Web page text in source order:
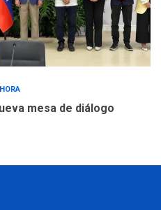
mesa de diálogo